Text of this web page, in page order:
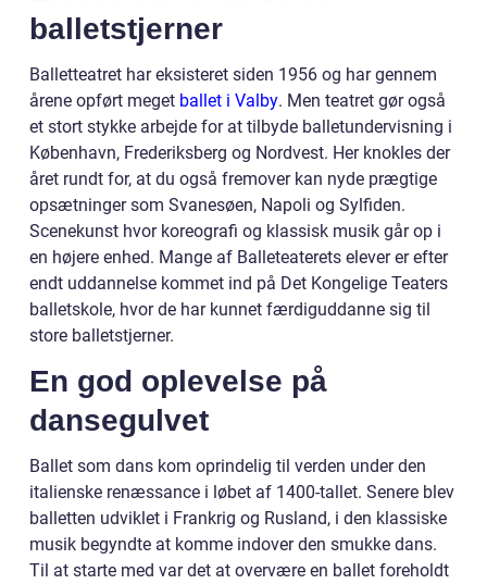
balletstjerner
Balletteatret har eksisteret siden 1956 og har gennem
årene opført meget ballet i Valby. Men teatret gør også
et stort stykke arbejde for at tilbyde balletundervisning i
København, Frederiksberg og Nordvest. Her knokles der
året rundt for, at du også fremover kan nyde prægtige
opsætninger som Svanesøen, Napoli og Sylfiden.
Scenekunst hvor koreografi og klassisk musik går op i
en højere enhed. Mange af Balleteaterets elever er efter
endt uddannelse kommet ind på Det Kongelige Teaters
balletskole, hvor de har kunnet færdiguddanne sig til
store balletstjerner.
En god oplevelse på
dansegulvet
Ballet som dans kom oprindelig til verden under den
italienske renæssance i løbet af 1400-tallet. Senere blev
balletten udviklet i Frankrig og Rusland, i den klassiske
musik begyndte at komme indover den smukke dans.
Til at starte med var det at overvære en ballet foreholdt